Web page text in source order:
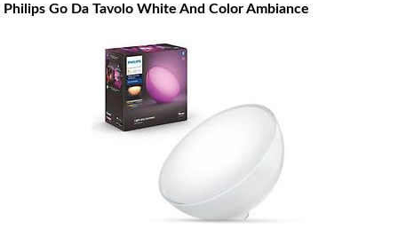
Philips Go Da Tavolo White And Color Ambiance